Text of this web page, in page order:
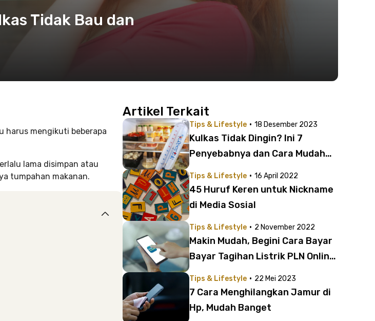
Tidak Bau dan
harus mengikuti beberapa
lama disimpan atau
tumpahan makanan.
Artikel Terkait
Tips & Lifestyle · 18 Desember 2023
Kulkas Tidak Dingin? Ini 7
Penyebabnya dan Cara Mudah
Tips & Lifestyle · 16 April 2022
45 Huruf Keren untuk Nickname
di Media Sosial
Tips & Lifestyle · 2 November 2022
Makin Mudah, Begini Cara Bayar
Bayar Tagihan Listrik PLN Online
Commerce
Tips & Lifestyle · 22 Mei 2023
7 Cara Menghilangkan Jamur di
Hp, Mudah Banget